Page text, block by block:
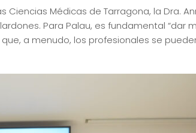
Médicas de Tarragona, la Dra.
Para Palau, es fundamental “dar
a menudo, los profesionales se